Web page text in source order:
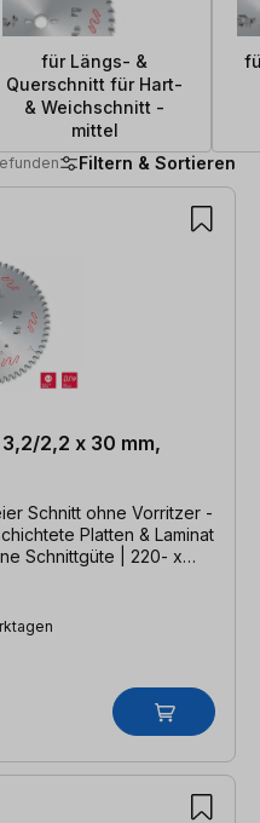
für Längs- &
Querschnitt für Hart-
& Weichschnitt -
mittel
Filtern & Sortieren
2,2 x 30 mm,
Schnitt ohne Vorritzer -
Platten & Laminat
Schnittgüte | 220- x